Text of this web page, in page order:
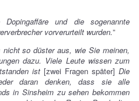
und die sogenannte
vorverurteilt wurden.”
so düster aus, wie Sie meinen,
dazu. Viele Leute wissen zum
ist [zwei Fragen später] Die
daran denken, dass sie alle
in Sinsheim zu sehen bekommen